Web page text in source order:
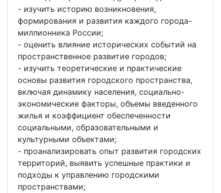
- изучить историю возникновения,
формирования и развития каждого города-
миллионника России;
- оценить влияние исторических событий на
пространственное развитие городов;
- изучить теоретические и практические
основы развития городского пространства,
включая динамику населения, социально-
экономические факторы, объемы введенного
жилья и коэффициент обеспеченности
социальными, образовательными и
культурными объектами;
- проанализировать опыт развития городских
территорий, выявить успешные практики и
подходы к управлению городскими
пространствами;